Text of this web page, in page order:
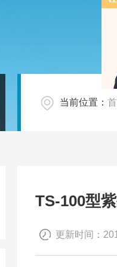
当前位置：
TS-100型
更新时间：